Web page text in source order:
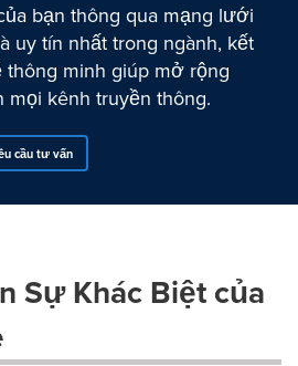
bạn thông qua mạng lưới
uy tín nhất trong ngành, kết
minh giúp mở rộng
mọi kênh truyền thông.
cầu tư vấn
Sự Khác Biệt của